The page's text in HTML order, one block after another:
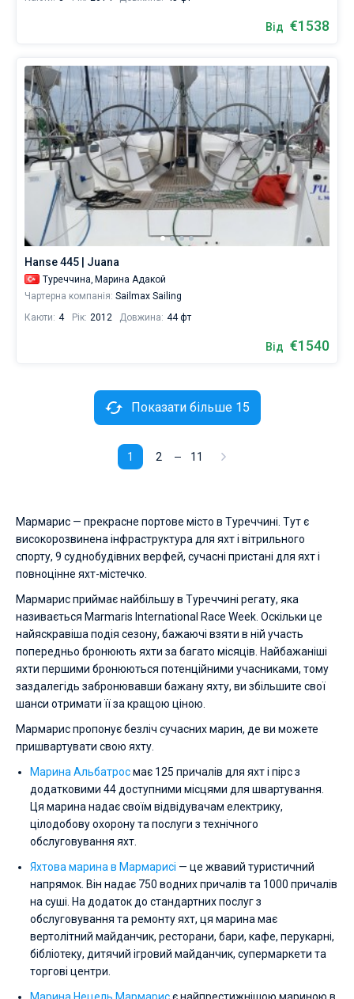
Від €1538
Hanse 445 | Juana
Туреччина, Марина Адакой
Чартерна компанія: Sailmax Sailing
Каюти: 4 Рік: 2012 Довжина: 44 фт
Від €1540
1 2 11
Показати більше 15
Мармарис — прекрасне портове місто в Туреччині. Тут є
високорозвинена інфраструктура для яхт і вітрильного
спорту, 9 суднобудівних верфей, сучасні пристані для яхт і
повноцінне яхт-містечко.
Мармарис приймає найбільшу в Туреччині регату, яка
називається Marmaris International Race Week. Оскільки це
найяскравіша подія сезону, бажаючі взяти в ній участь
попередньо бронюють яхти за багато місяців. Найбажаніші
яхти першими бронюються потенційними учасниками, тому
заздалегідь забронювавши бажану яхту, ви збільшите свої
шанси отримати її за кращою ціною.
Мармарис пропонує безліч сучасних марин, де ви можете
пришвартувати свою яхту.
Марина Альбатросмає 125 причалів для яхт і пірс з
додатковими 44 доступними місцями для швартування.
Ця марина надає своїм відвідувачам електрику,
цілодобову охорону та послуги з технічного
обслуговування яхт.
Яхтова марина в Мармарисі — це жвавий туристичний
напрямок. Він надає 750 водних причалів та 1000 причалів
на суші. На додаток до стандартних послуг з
обслуговування та ремонту яхт, ця марина має
вертолітний майданчик, ресторани, бари, кафе, перукарні,
бібліотеку, дитячий ігровий майданчик, супермаркети та
торгові центри.